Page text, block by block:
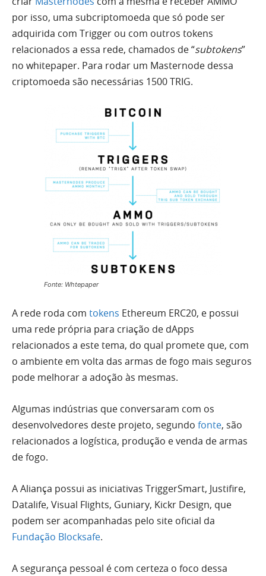
por isso, uma subcriptomoeda que só pode ser
adquirida com Trigger ou com outros tokens
relacionados a essa rede, chamados de “subtokens”
no whitepaper. Para rodar um Masternode dessa
criptomoeda são necessárias 1500 TRIG.
Fonte: Whtepaper
A rede roda com tokens Ethereum ERC20, e possui
uma rede própria para criação de dApps
relacionados a este tema, do qual promete que, com
o ambiente em volta das armas de fogo mais seguros
pode melhorar a adoção às mesmas.
Algumas indústrias que conversaram com os
desenvolvedores deste projeto, segundo fonte, são
relacionados a logística, produção e venda de armas
de fogo.
A Aliança possui as iniciativas TriggerSmart, Justifire,
Datalife, Visual Flights, Guniary, Kickr Design, que
podem ser acompanhadas pelo site oficial da
Fundação Blocksafe.
A segurança pessoal é com certeza o foco dessa